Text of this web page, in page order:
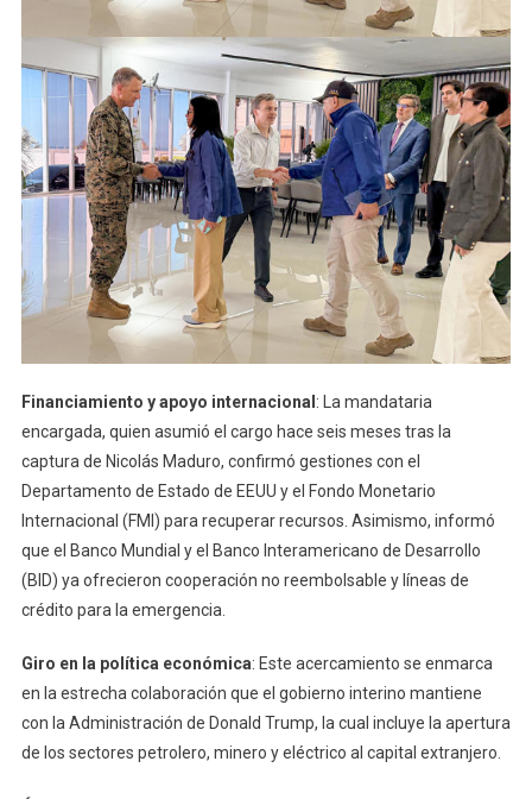
Financiamiento y apoyo internacional : La mandataria
encargada, quien asumió el cargo hace seis meses tras la
captura de Nicolás Maduro, confirmó gestiones con el
Departamento de Estado de EEUU y el Fondo Monetario
Internacional (FMI) para recuperar recursos. Asimismo, informó
que el Banco Mundial y el Banco Interamericano de Desarrollo
(BID) ya ofrecieron cooperación no reembolsable y líneas de
crédito para la emergencia.
Giro en la política económica: Este acercamiento se enmarca
en la estrecha colaboración que el gobierno interino mantiene
con la Administración de Donald Trump, la cual incluye la apertura
de los sectores petrolero, minero y eléctrico al capital extranjero.